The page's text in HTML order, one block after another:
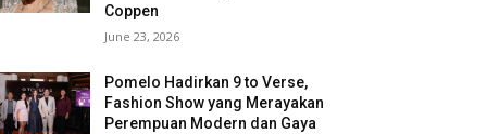
Coppen
June 23, 2026
Pomelo Hadirkan 9 to Verse,
Fashion Show yang Merayakan
Perempuan Modern dan Gaya